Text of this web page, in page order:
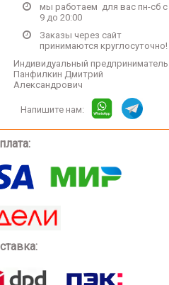
мы работаем для вас пн-сб с
9 до 20:00
Заказы через сайт
принимаются круглосуточно!
Индивидуальный предприниматель
Панфилкин Дмитрий
Александрович
Напишите нам: